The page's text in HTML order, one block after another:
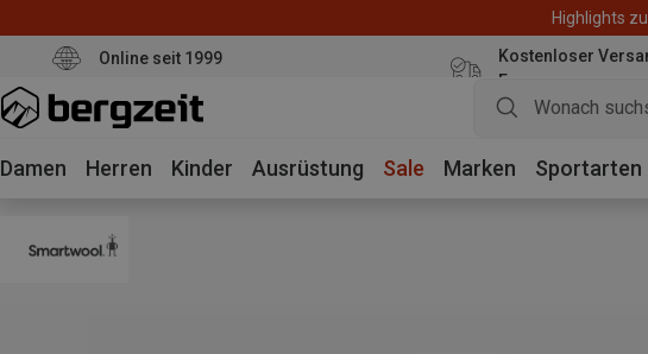
Highlights
Online seit 1999
Kostenloser
Euro
Damen Herren Kinder Ausrüstung Sale Marken Sportarten